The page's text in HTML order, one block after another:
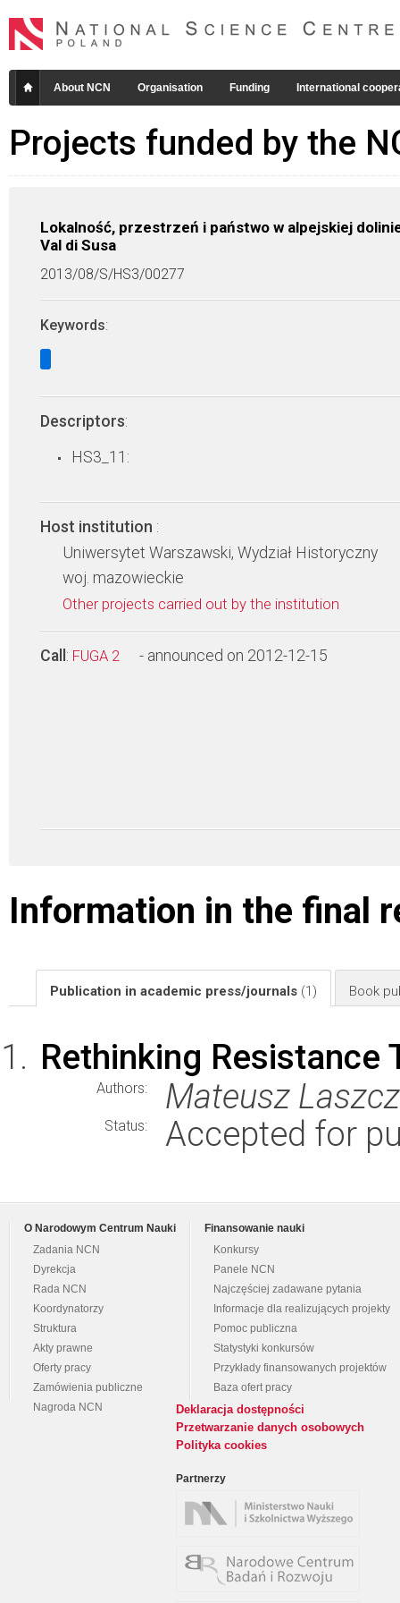
About NCN Organisation Funding International
Projects funded by the
Lokalność, przestrzeń i państwo w alpejskiej
Val di Susa
2013/08/S/HS3/00277
Keywords:
Descriptors:
HS3_11:
Host institution :
Uniwersytet Warszawski, Wydział Historyczny
woj. mazowieckie
Other projects carried out by the institution
Call : FUGA 2 - announced on 2012-12-15
Information in the final
Publication in academic press/journals (1) Book
Rethinking
Authors: Mateusz
Status: Accepted for
O Narodowym Centrum Nauki
Zadania NCN
Dyrekcja
Rada NCN
Koordynatorzy
Struktura
Akty prawne
Oferty pracy
Zamówienia publiczne
Nagroda NCN
Finansowanie nauki
Konkursy
Panele NCN
Najczęściej zadawane pytania
Informacje dla realizujących projekty
Pomoc publiczna
Statystyki konkursów
Przykłady finansowanych projektów
Baza ofert pracy
Deklaracja dostępności
Przetwarzanie danych osobowych
Polityka cookies
Partnerzy